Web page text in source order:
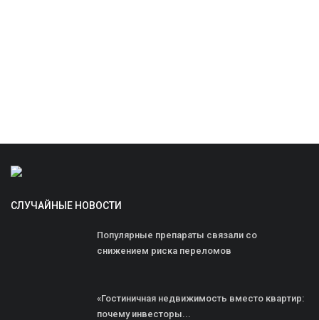
СЛУЧАЙНЫЕ НОВОСТИ
Популярные препараты связали со
снижением риска переломов
«Гостиничная недвижимость вместо квартир:
почему инвесторы...